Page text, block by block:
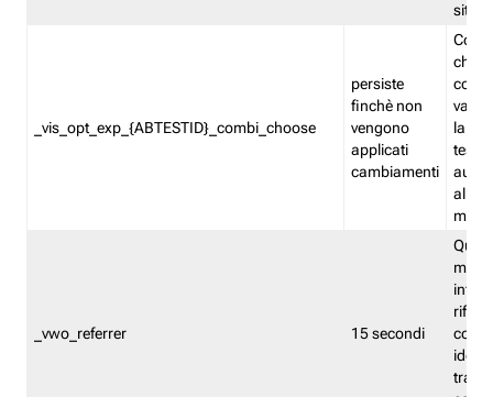
sito
_vis_opt_exp_{ABTESTID}_combi_choose
persiste
finchè non
vengono
applicati
cambiamenti
che
la
test.
_vwo_referrer 15 secondi